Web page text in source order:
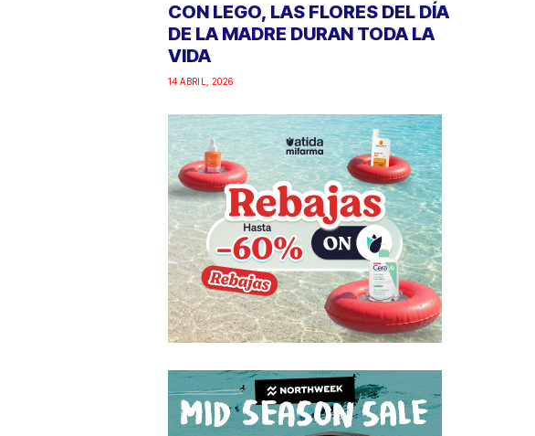
CON LEGO, LAS FLORES DEL DÍA
DE LA MADRE DURAN TODA LA
VIDA
14 ABRIL, 2026